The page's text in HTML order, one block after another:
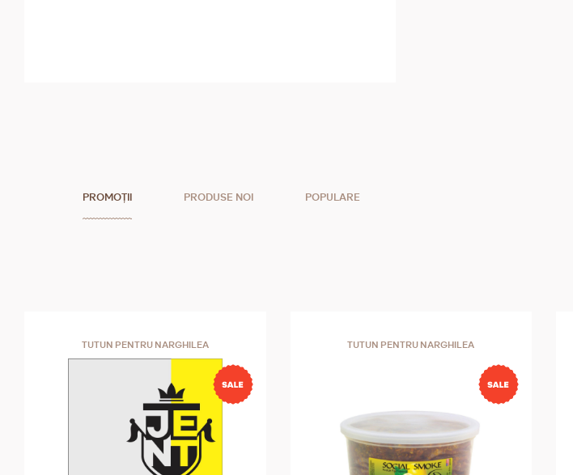
PROMOȚII PRODUSE NOI POPULARE
TUTUN PENTRU NARGHILEA TUTUN PENTRU NARGHILEA